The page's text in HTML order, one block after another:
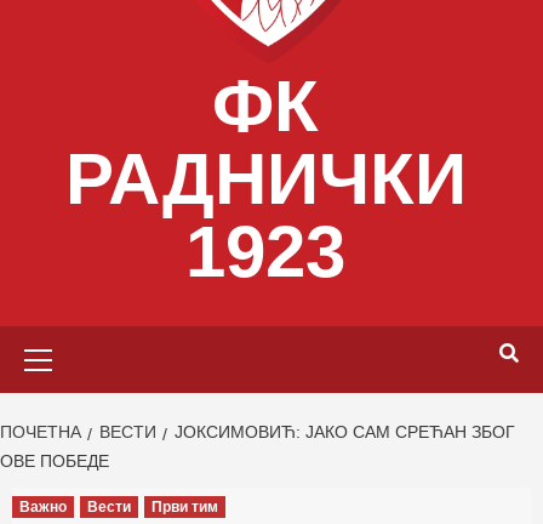
ФК
РАДНИЧКИ
1923
ПОЧЕТНА ВЕСТИ
ЈОКСИМОВИЋ: ЈАКО САМ СРЕЋАН ЗБОГ
ОВЕ ПОБЕДЕ
Важно Вести Први тим